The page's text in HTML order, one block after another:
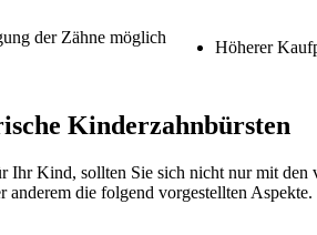
der Zähne möglich
Höherer
Kinderzahnbürsten
Ihr Kind, sollten Sie sich nicht nur mit
anderem die folgend vorgestellten Aspekte.